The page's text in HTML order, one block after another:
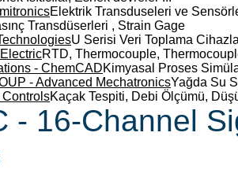
Elektrik Transduseleri ve
Transdüserleri , Strain Gage
U Serisi Veri Toplama
RTD, Thermocouple,
- ChemCADKimyasal Proses
- Advanced MechatronicsYağda Su
ControlsKaçak Tespiti, Debi Ölçümü,
- 16-Channel